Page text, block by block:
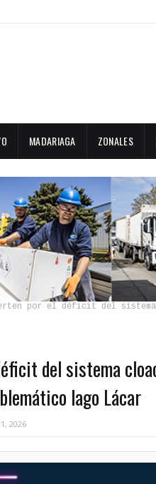
MADARIAGA ZONALES
por el déficit del sistema
del sistema
lago Lácar
2026